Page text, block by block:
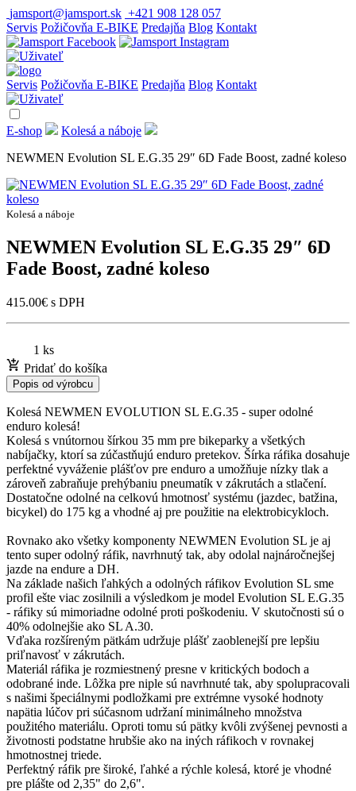
jamsport@jamsport.sk +421 908 128 057
Servis Požičovňa E-BIKE Predajňa Blog Kontakt
Servis Požičovňa E-BIKE Predajňa Blog Kontakt
E-shop
Kolesá a náboje
NEWMEN Evolution SL E.G.35 29″ 6D Fade Boost, zadné koleso
Kolesá a náboje
NEWMEN Evolution SL E.G.35 29″ 6D
Fade Boost, zadné koleso
415.00€ s DPH
1 ks
Pridať do košíka
Popis od výrobcu
Kolesá NEWMEN EVOLUTION SL E.G.35 - super odolné
enduro kolesá!
Kolesá s vnútornou šírkou 35 mm pre bikeparky a všetkých
nabíjačky, ktorí sa zúčastňujú enduro pretekov. Šírka ráfika dosahuje
perfektné vyváženie plášťov pre enduro a umožňuje nízky tlak a
zároveň zabraňuje prehýbaniu pneumatík v zákrutách a stlačení.
Dostatočne odolné na celkovú hmotnosť systému (jazdec, batžina,
bicykel) do 175 kg a vhodné aj pre použitie na elektrobicykloch.
Rovnako ako všetky komponenty NEWMEN Evolution SL je aj
tento super odolný ráfik, navrhnutý tak, aby odolal najnáročnejšej
jazde na endure a DH.
Na základe našich ľahkých a odolných ráfikov Evolution SL sme
profil ešte viac zosilnili a výsledkom je model Evolution SL E.G.35
- ráfiky sú mimoriadne odolné proti poškodeniu. V skutočnosti sú o
40% odolnejšie ako SL A.30.
Vďaka rozšíreným pätkám udržuje plášť zaoblenejší pre lepšiu
priľnavosť v zákrutách.
Materiál ráfika je rozmiestnený presne v kritických bodoch a
odobrané inde. Lôžka pre niple sú navrhnuté tak, aby spolupracovali
s našimi špeciálnymi podložkami pre extrémne vysoké hodnoty
napätia lúčov pri súčasnom udržaní minimálneho množstva
použitého materiálu. Oproti tomu sú pätky kvôli zvýšenej pevnosti a
životnosti podstatne hrubšie ako na iných ráfikoch v rovnakej
hmotnostnej triede.
Perfektný ráfik pre široké, ľahké a rýchle kolesá, ktoré je vhodné
pre plášte od 2,35" do 2,6".